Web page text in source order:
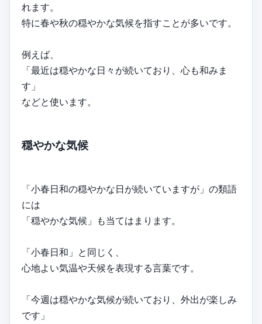
れます。
特に春や秋の穏やかな気候を指すことが多いです。
例えば、
「最近は穏やかな日々が続いており、心も和みま
す」
などと使います。
穏やかな気候
「小春日和の穏やかな日が続いていますが」の類語
には
「穏やかな気候」も当てはまります。
「小春日和」と同じく、
心地よい気温や天候を表現する言葉です。
「今週は穏やかな気候が続いており、外出が楽しみ
です」